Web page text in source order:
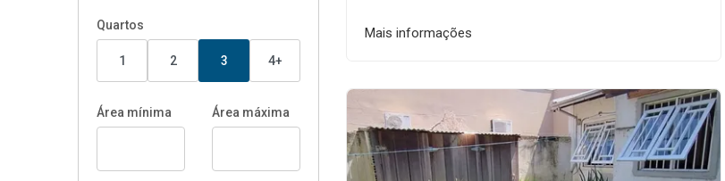
Quartos
1 2 3 4+
Área mínima Área máxima
Mais informações